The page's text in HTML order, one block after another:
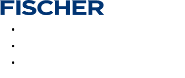
Last minute Dovolenkové kluby